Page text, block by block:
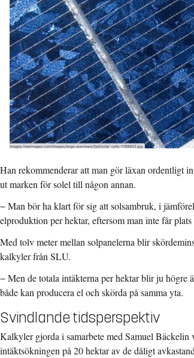
Han rekommenderar att man gör läxan ordentligt
ut marken för solel till någon annan.
− Man bör ha klart för sig att solsambruk, i
elproduktion per hektar, eftersom man inte får
Med tolv meter mellan solpanelerna blir
kalkyler från SLU.
− Men de totala intäkterna per hektar blir ju högre
både kan producera el och skörda på samma yta.
Svindlande tidsperspektiv
Kalkyler gjorda i samarbete med Samuel
intäktsökningen på 20 hektar av de dåligt